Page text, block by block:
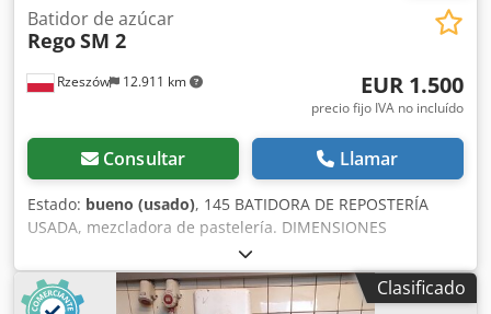
Rzeszów 12.911 km
Batidor de azúcar
RegoSM 2
EUR 1.500
precio fijo IVA no incluído
Consultar Llamar
Estado: bueno (usado), 145 BATIDORA DE REPOSTERÍA
USADA, mezcladora de pastelería. DIMENSIONES
EXTERIORES (en cm): - largo: 55, - alto: 140, - ancho: 60.
EQUIPAMIENTO: - 1 caldero: prof. 25, diámetro 30, - 1
caldero: prof. 30, diámetro 30, - 1 varilla, - 1 gancho. El
Clasificado